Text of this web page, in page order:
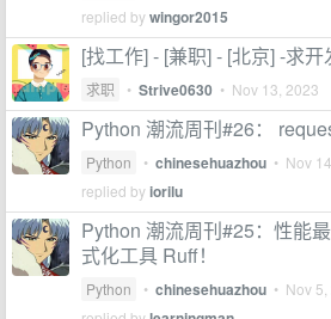
replied bywingor2015
[找工作] - [兼职] - [北京] -求
求职 • Strive0630 • Nov 13, 2023
Python 潮流周刊#26：
Python • chinesehuazhou • Nov
replied byiorilu
Python 潮流周刊#25：性能
式化工具 Ruff！
Python • chinesehuazhou • Nov